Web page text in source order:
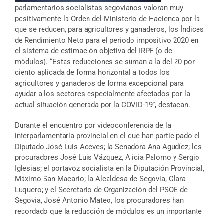
parlamentarios socialistas segovianos valoran muy
positivamente la Orden del Ministerio de Hacienda por la
que se reducen, para agricultores y ganaderos, los Índices
de Rendimiento Neto para el periodo impositivo 2020 en
el sistema de estimación objetiva del IRPF (o de
módulos). “Estas reducciones se suman a la del 20 por
ciento aplicada de forma horizontal a todos los
agricultores y ganaderos de forma excepcional para
ayudar a los sectores especialmente afectados por la
actual situación generada por la COVID-19”, destacan.
Durante el encuentro por videoconferencia de la
interparlamentaria provincial en el que han participado el
Diputado José Luis Aceves; la Senadora Ana Agudíez; los
procuradores José Luis Vázquez, Alicia Palomo y Sergio
Iglesias; el portavoz socialista en la Diputación Provincial,
Máximo San Macario; la Alcaldesa de Segovia, Clara
Luquero; y el Secretario de Organización del PSOE de
Segovia, José Antonio Mateo, los procuradores han
recordado que la reducción de módulos es un importante